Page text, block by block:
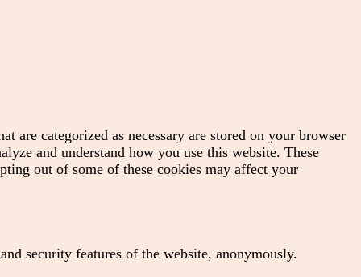
are categorized as necessary are stored on your browser
and understand how you use this website. These
out of some of these cookies may affect your
security features of the website, anonymously.